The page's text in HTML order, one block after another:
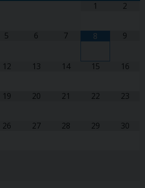
1
2
5 6 7 8 9
12 13 14 15 16
19 20 21 22 23
26 27 28 29 30